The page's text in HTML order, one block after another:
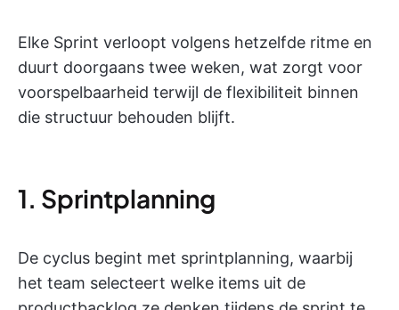
Elke Sprint verloopt volgens hetzelfde ritme en
duurt doorgaans twee weken, wat zorgt voor
voorspelbaarheid terwijl de flexibiliteit binnen
die structuur behouden blijft.
1. Sprintplanning
De cyclus begint met sprintplanning, waarbij
het team selecteert welke items uit de